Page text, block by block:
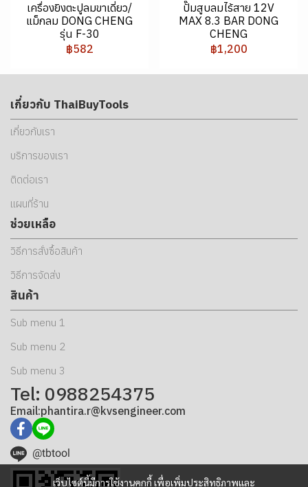
เครื่องยิงตะปูลมขาเดี่ยว/
แม็กลม DONG CHENG
รุ่น F-30
฿582
ปั๊มสูบลมไร้สาย 12V
MAX 8.3 BAR DONG
CHENG
฿1,200
เว็บไซต์นี้มีการใช้งานคุกกี้ เพื่อเพิ่มประสิทธิภาพและ
เกี่ยวกับ ThaiBuyTools
เกี่ยวกับเรา
บริการของเรา
ติดต่อเรา
แผนที่ร้าน
ช่วยเหลือ
วิธีการสั่งซื้อสินค้า
วิธีการจัดส่ง
สินค้า
Sub menu 1
Sub menu 2
Sub menu 3
Tel: 0988254375
Email:phantira.r@kvsengineer.com
@tbtool